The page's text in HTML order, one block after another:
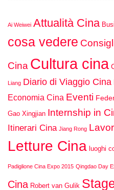
Ai Weiwei Attualità Cina
cosa vedere
Cina Cultura cina
Liang Diario di Viaggio Cina
Economia Cina Eventi
Gao Xingjian Internship in
Itinerari Cina Jiang Rong
Letture Cina luoghi
Padiglione Cina Expo 2015 Qingdao Day
Cina Robert van Gulik